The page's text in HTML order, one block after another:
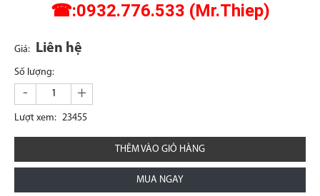
☎:0932.776.533 (Mr.Thiep)
Giá: Liên hệ
Số lượng:
- +
Lượt xem: 23455
THÊM VÀO GIỎ HÀNG
MUA NGAY